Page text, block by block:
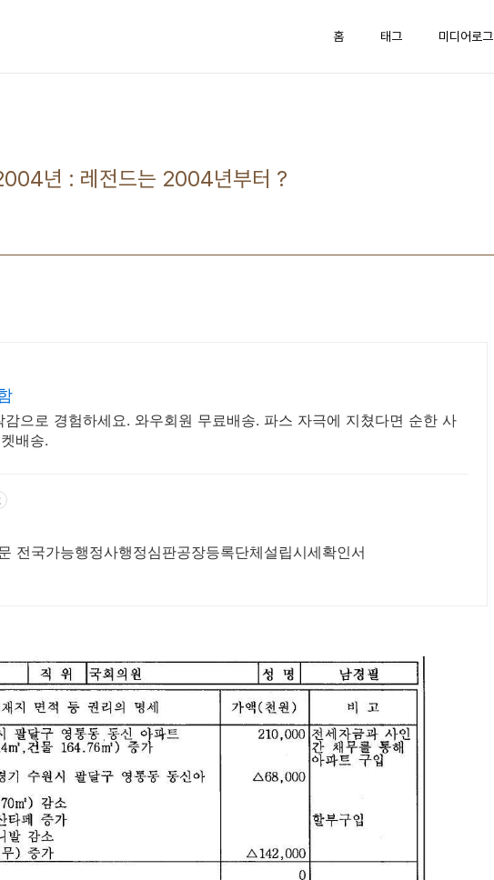
홈 태그 미디어로그
년 : 레전드는 2004년부터 ?
으로 경험하세요. 와우회원 무료배송. 파스 자극에 지쳤다면 순한 사
배송.
전국가능행정사행정심판공장등록단체설립시세확인서